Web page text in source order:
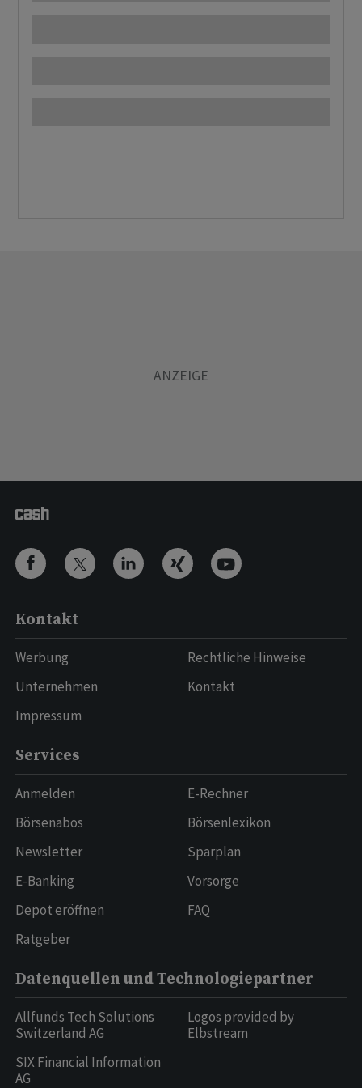
Kontakt
Werbung
Unternehmen
Impressum
Rechtliche Hinweise
Kontakt
Services
Anmelden
Börsenabos
Newsletter
E-Banking
Depot eröffnen
Ratgeber
E-Rechner
Börsenlexikon
Sparplan
Vorsorge
FAQ
Datenquellen und Technologiepartner
Allfunds Tech Solutions
Switzerland AG
SIX Financial Information
AG
Logos provided by
Elbstream